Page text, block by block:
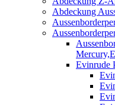
Abdeckung
Evinrude